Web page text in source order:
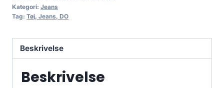
Kategori: Jeans
Tag: Tøj, Jeans, DO
Beskrivelse
Beskrivelse